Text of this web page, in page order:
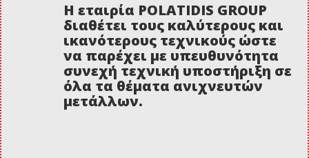
Η εταιρία POLATIDIS GROUP
διαθέτει τους καλύτερους και
ικανότερους τεχνικούς ώστε
να παρέχει με υπευθυνότητα
συνεχή τεχνική υποστήριξη σε
όλα τα θέματα ανιχνευτών
μετάλλων.